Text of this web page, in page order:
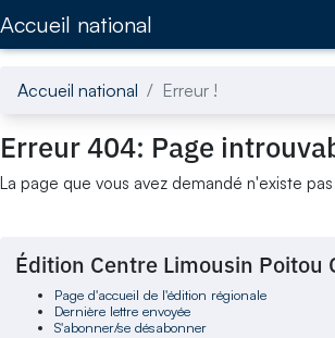
Accueil national
Accueil national Erreur !
Erreur 404: Page
La page que vous avez demandé n'existe
Édition Centre Limousin Poitou
Page d'accueil de l'édition régionale
Dernière lettre envoyée
S'abonner/se désabonner